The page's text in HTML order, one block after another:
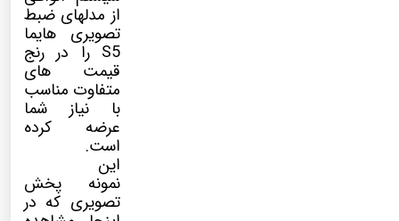
از مدلهای ضبط
تصویری هایما
S5 را در رنج
قیمت های
متفاوت مناسب
با نیاز شما
عرضه کرده
است.
این
نمونه پخش
تصویری که در